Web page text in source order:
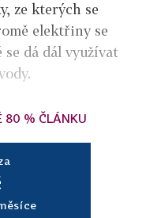
ze kterých se
elektřiny se
dá dál využívat
80 % ČLÁNKU